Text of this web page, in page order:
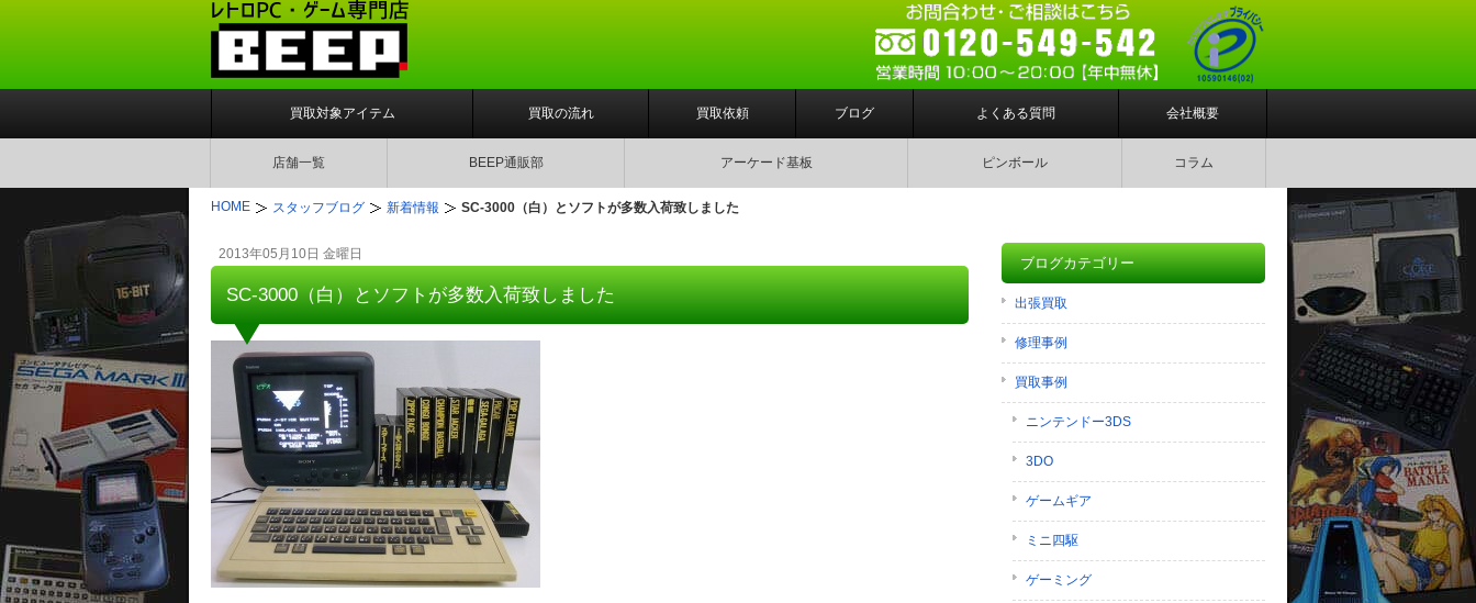
買取対象アイテム 買取の流れ 買取依頼 ブログ よくある質問 会社概要
店舗一覧 BEEP通販部 アーケード基板 ピンボール コラム
HOME スタッフブログ 新着情報 SC-3000（白）とソフトが多数入荷致しました
2013年05月10日 金曜日
SC-3000（白）とソフトが多数入荷致しました
ブログカテゴリー
出張買取
修理事例
買取事例
ニンテンドー3DS
3DO
ゲームギア
ミニ四駆
ゲーミング